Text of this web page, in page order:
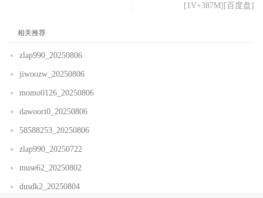
[1V+387M][百度盘]
相关推荐
zlap990_20250806
jiwoozw_20250806
momo0126_20250806
dawoori0_20250806
58588253_20250806
zlap990_20250722
muse62_20250802
dusdk2_20250804